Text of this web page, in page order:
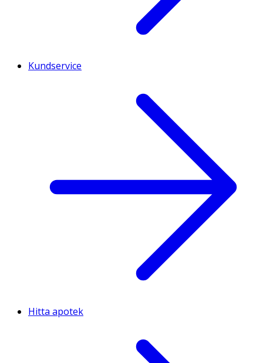
Kundservice
Hitta apotek